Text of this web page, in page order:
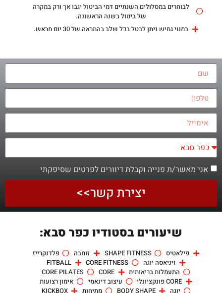
לבוחרים במסלולים השנתיים דמי הביטול יגבו אך ורק במקרה
של ביטול בשנה הראשונה.
במנוי גמיש ניתן לבטל בכל שלב בהתראה של 30 יום מראש.
אני מאשר/ת פנייה וקבלת דיוורים לפרטים שסיפקתי
יצירת קשר>>
שיעורים בסטודיו כפר סבא:
פילאטיס SHAPE FITNESS זומבה
פלדנקרייז
ויניאסה יוגה
CORE FITNESS
FITBALL
התעמלות בריאותית
CORE
CORE PILATES
CORE פונקציונלי
עיצוב דינאמי
אימון רצועות
יוגה
BODY SHAPE מתיחות KICKBOX